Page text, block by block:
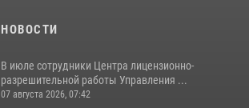
НОВОСТИ
В июле сотрудники Центра лицензионно-
разрешительной работы Управления ...
07 августа 2026, 07:42